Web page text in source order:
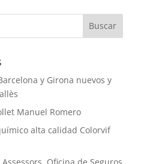
y Girona nuevos y
Manuel Romero
alta calidad Colorvif
Oficina de Seguros